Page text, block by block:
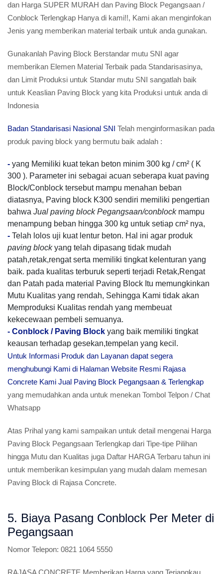
dan Harga SUPER MURAH dan Paving Block Pegangsaan /
Conblock Terlengkap Hanya di kami!!, Kami akan menginfokan
Jenis yang memberikan material terbaik untuk anda gunakan.
Gunakanlah Paving Block Berstandar mutu SNI agar
memberikan Elemen Material Terbaik pada Standarisasinya,
dan Limit Produksi untuk Standar mutu SNI sangatlah baik
untuk Keaslian Paving Block yang kita Produksi untuk anda di
Indonesia
Badan Standarisasi Nasional SNI Telah menginformasikan pada
produk paving block yang bermutu baik adalah :
- yang Memiliki kuat tekan beton minim 300 kg / cm² ( K
300 ). Parameter ini sebagai acuan seberapa kuat paving
Block/Conblock tersebut mampu menahan beban
diatasnya, Paving block K300 sendiri memiliki pengertian
bahwa Jual paving block Pegangsaan/conblockmampu
menampung beban hingga 300 kg untuk setiap cm² nya,
- Telah lolos uji kuat lentur beton. Hal ini agar produk
paving blockyang telah dipasang tidak mudah
patah,retak,rengat serta memiliki tingkat kelenturan yang
baik. pada kualitas terburuk seperti terjadi Retak,Rengat
dan Patah pada material Paving Block Itu memungkinkan
Mutu Kualitas yang rendah, Sehingga Kami tidak akan
Memproduksi Kualitas rendah yang membeuat
kekecewaan pembeli semuanya.
- Conblock / Paving Block yang baik memiliki tingkat
keausan terhadap gesekan,tempelan yang kecil.
Untuk Informasi Produk dan Layanan dapat segera
menghubungi Kami di Halaman Website Resmi Rajasa
Concrete Kami Jual Paving Block Pegangsaan & Terlengkap
yang memudahkan anda untuk menekan Tombol Telpon / Chat
Whatsapp
Atas Prihal yang kami sampaikan untuk detail mengenai Harga
Paving Block Pegangsaan Terlengkap dari Tipe-tipe Pilihan
hingga Mutu dan Kualitas juga Daftar HARGA Terbaru tahun ini
untuk memberikan kesimpulan yang mudah dalam memesan
Paving Block di Rajasa Concrete.
5. Biaya Pasang Conblock Per Meter di
Pegangsaan
Nomor Telepon: 0821 1064 5550
RAJASA CONCRETE Memberikan Harga yang Terjangkau